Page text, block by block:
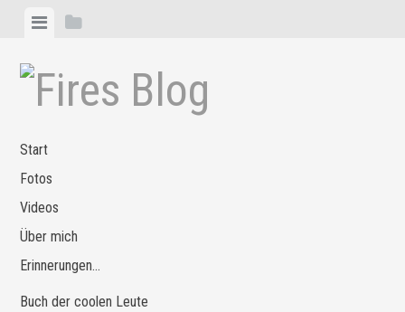
Zum
springen
MenüSeitenleiste
Start
Fotos
Videos
Über mich
Erinnerungen…
Buch der coolen Leute